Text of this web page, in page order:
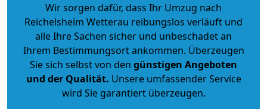
Wir sorgen dafür, dass Ihr Umzug nach
Reichelsheim Wetterau reibungslos verläuft und
alle Ihre Sachen sicher und unbeschadet an
Ihrem Bestimmungsort ankommen. Überzeugen
Sie sich selbst von den günstigen Angeboten
und der Qualität. Unsere umfassender Service
wird Sie garantiert überzeugen.